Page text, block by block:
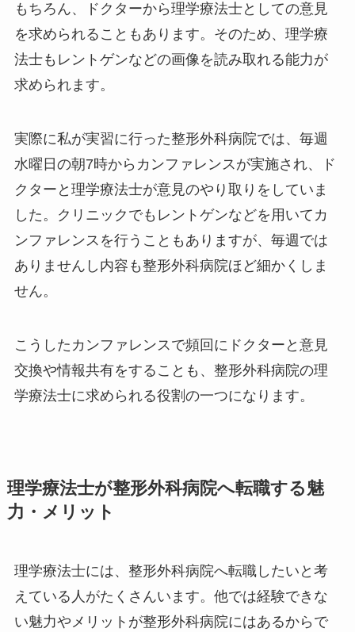
もちろん、ドクターから理学療法士としての意見
を求められることもあります。そのため、理学療
法士もレントゲンなどの画像を読み取れる能力が
求められます。
実際に私が実習に行った整形外科病院では、毎週
水曜日の朝7時からカンファレンスが実施され、ド
クターと理学療法士が意見のやり取りをしていま
した。クリニックでもレントゲンなどを用いてカ
ンファレンスを行うこともありますが、毎週では
ありませんし内容も整形外科病院ほど細かくしま
せん。
こうしたカンファレンスで頻回にドクターと意見
交換や情報共有をすることも、整形外科病院の理
学療法士に求められる役割の一つになります。
理学療法士が整形外科病院へ転職する魅
力・メリット
理学療法士には、整形外科病院へ転職したいと考
えている人がたくさんいます。他では経験できな
い魅力やメリットが整形外科病院にはあるからで